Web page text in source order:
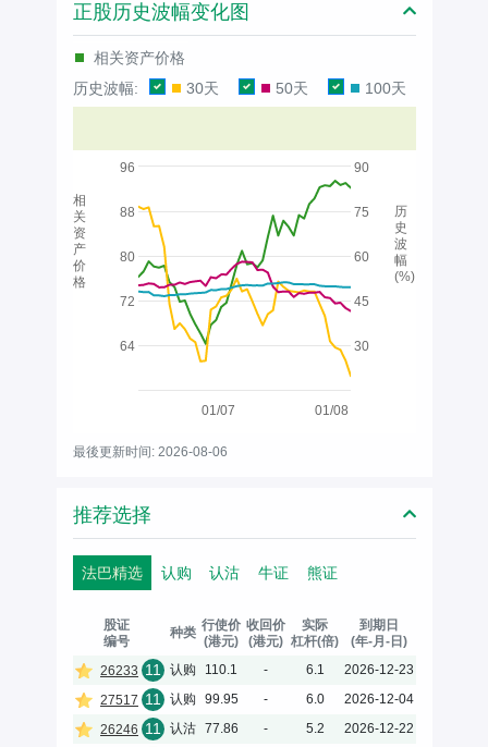
正股历史波幅变化图
相关资产价格
历史波幅:
30天 50天 100天
01/07 01/08
64
72
80
88
96
30
45
60
75
90
相
关
资
产
价
格
历
史
波
幅
(%)
最後更新时间: 2026-08-06
推荐选择
法巴精选 认购 认沽 牛证 熊证
股证
编号
种类 行使价
(港元)
收回价
(港元)
实际
杠杆(倍)
到期日
(年-月-日)
26233 11 认购 110.1 - 6.1
2026-12-23
27517 11 认购 99.95 - 6.0
2026-12-04
26246 11 认沽 77.86 - 5.2
2026-12-22